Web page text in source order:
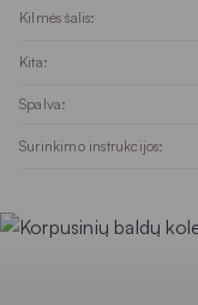
Kilmės šalis:
Kita:
Spalva:
Surinkimo instrukcijos: